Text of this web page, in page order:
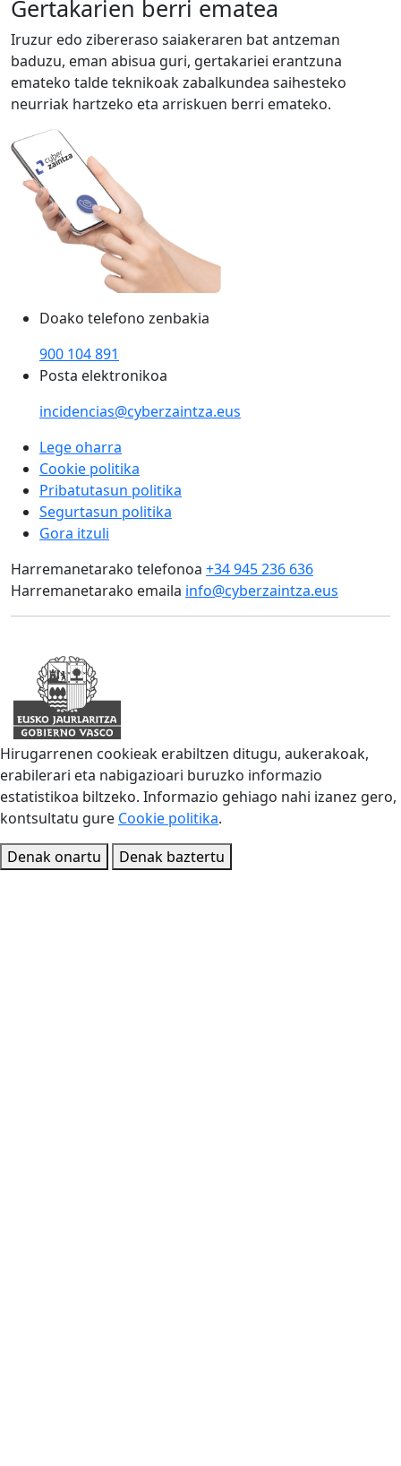
Gertakarien berri ematea
Iruzur edo zibereraso saiakeraren bat antzeman
baduzu, eman abisua guri, gertakariei erantzuna
emateko talde teknikoak zabalkundea saihesteko
neurriak hartzeko eta arriskuen berri emateko.
Doako telefono zenbakia
900 104 891
Posta elektronikoa
incidencias@cyberzaintza.eus
Lege oharra
Cookie politika
Pribatutasun politika
Segurtasun politika
Gora itzuli
Harremanetarako telefonoa +34 945 236 636
Harremanetarako emaila info@cyberzaintza.eus
Hirugarrenen cookieak erabiltzen ditugu, aukerakoak,
erabilerari eta nabigazioari buruzko informazio
estatistikoa biltzeko. Informazio gehiago nahi izanez gero,
kontsultatu gure Cookie politika.
Denak onartu
Denak baztertu